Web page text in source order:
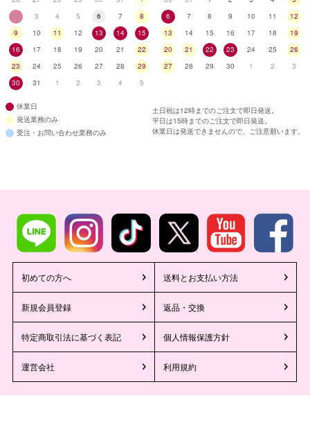
2
3 4 5 6 7
8
9
10 11 12 13 14
15
16
17 18 19 20 21
22
23
24 25 26 27 28
29
30
31 1 2 3 4 5
6
7 8 9 10 11
12
13
14 15 16 17 18
19
20
21 22 23 24 25
26
27
28 29 30 1 2 3
休業日
発送業務のみ
受注・お問い合わせ業務のみ
土日祝は12時までのご注文で即日発送。
平日は15時までのご注文で即日発送。
休業日は発送できませんので、ご注意願います。
初めての方へ 送料とお支払い方法
新規会員登録 返品・交換
特定商取引法に基づく表記 個人情報保護方針
運営会社 利用規約